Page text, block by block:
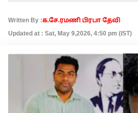
Written By :க.சே.ரமணி பிரபா தேவி
Updated at : Sat, May 9,2026, 4:50 pm (IST)